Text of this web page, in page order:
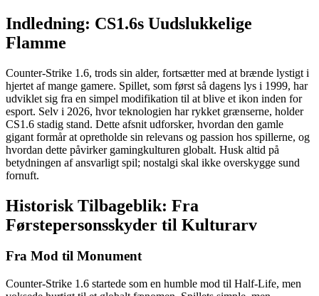
Indledning: CS1.6s Uudslukkelige
Flamme
Counter-Strike 1.6, trods sin alder, fortsætter med at brænde lystigt i
hjertet af mange gamere. Spillet, som først så dagens lys i 1999, har
udviklet sig fra en simpel modifikation til at blive et ikon inden for
esport. Selv i 2026, hvor teknologien har rykket grænserne, holder
CS1.6 stadig stand. Dette afsnit udforsker, hvordan den gamle
gigant formår at opretholde sin relevans og passion hos spillerne, og
hvordan dette påvirker gamingkulturen globalt. Husk altid på
betydningen af ansvarligt spil; nostalgi skal ikke overskygge sund
fornuft.
Historisk Tilbageblik: Fra
Førstepersonsskyder til Kulturarv
Fra Mod til Monument
Counter-Strike 1.6 startede som en humble mod til Half-Life, men